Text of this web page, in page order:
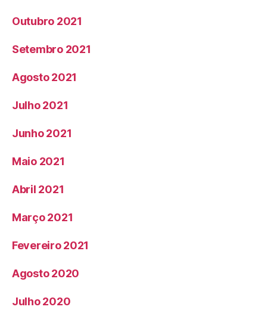
Outubro 2021
Setembro 2021
Agosto 2021
Julho 2021
Junho 2021
Maio 2021
Abril 2021
Março 2021
Fevereiro 2021
Agosto 2020
Julho 2020